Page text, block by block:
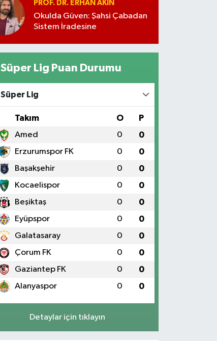
PROF. DR. ERHAN AKIN
Okulda Güven: Şahsi Çabadan
Sistem İradesine
Süper Lig Puan Durumu
Süper Lig
Takım O P
Amed 0 0
Erzurumspor FK 0 0
Başakşehir 0 0
Kocaelispor 0 0
Beşiktaş 0 0
Eyüpspor 0 0
Galatasaray 0 0
Çorum FK 0 0
Gaziantep FK 0 0
Alanyaspor 0 0
Detaylar için tıklayın